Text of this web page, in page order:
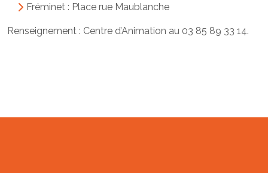
Fréminet : Place rue Maublanche
Renseignement : Centre d’Animation au 03 85 89 33 14.